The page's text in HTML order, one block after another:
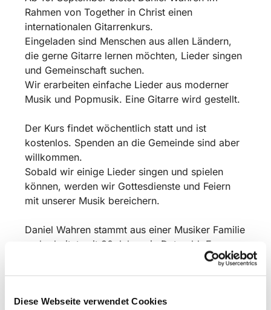
Diese Webseite verwendet Cookies
Rahmen von Together in Christ einen
internationalen Gitarrenkurs.
Eingeladen sind Menschen aus allen Ländern,
die gerne Gitarre lernen möchten, Lieder singen
und Gemeinschaft suchen.
Wir erarbeiten einfache Lieder aus moderner
Musik und Popmusik. Eine Gitarre wird gestellt.
Der Kurs findet wöchentlich statt und ist
kostenlos. Spenden an die Gemeinde sind aber
willkommen.
Sobald wir einige Lieder singen und spielen
können, werden wir Gottesdienste und Feiern
mit unserer Musik bereichern.
Daniel Wahren stammt aus einer Musiker Familie
und arbeitet seit 30 Jahren in Detmold: Er war
als Musiker und Komponist 10 Jahre am
Landestheater tätig und tourt mit seiner
und Konzerte. Er veröffentlichte 30 Alben und